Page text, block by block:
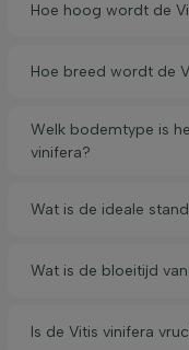
Hoe hoog wordt de
Hoe breed wordt de
Welk bodemtype is
vinifera?
Wat is de ideale
Wat is de bloeitijd
Is de Vitis vinifera